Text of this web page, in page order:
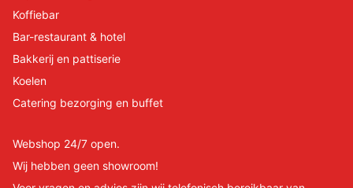
Koffiebar
Bar-restaurant & hotel
Bakkerij en pattiserie
Koelen
Catering bezorging en buffet
Webshop 24/7 open.
Wij hebben geen showroom!